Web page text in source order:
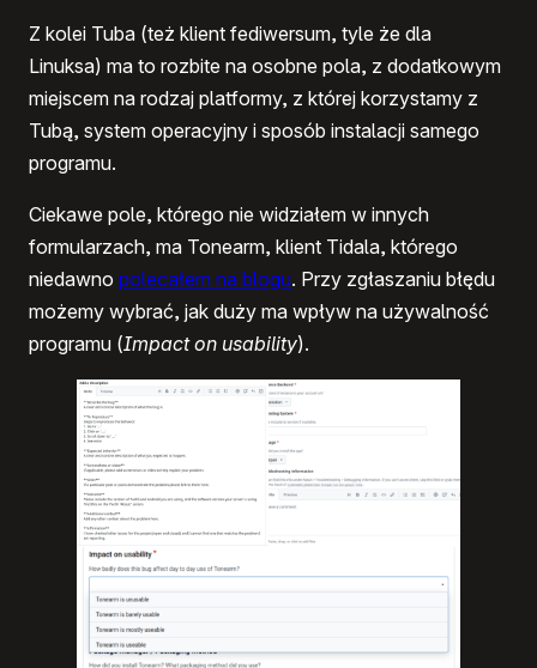
Z kolei Tuba (też klient fediwersum, tyle że dla
Linuksa) ma to rozbite na osobne pola, z dodatkowym
miejscem na rodzaj platformy, z której korzystamy z
Tubą, system operacyjny i sposób instalacji samego
programu.
Ciekawe pole, którego nie widziałem w innych
formularzach, ma Tonearm, klient Tidala, którego
niedawno polecałem na blogu. Przy zgłaszaniu błędu
możemy wybrać, jak duży ma wpływ na używalność
programu (Impact on usability).